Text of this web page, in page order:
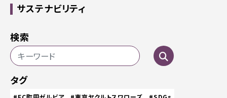
サステナビリティ
検索
タグ